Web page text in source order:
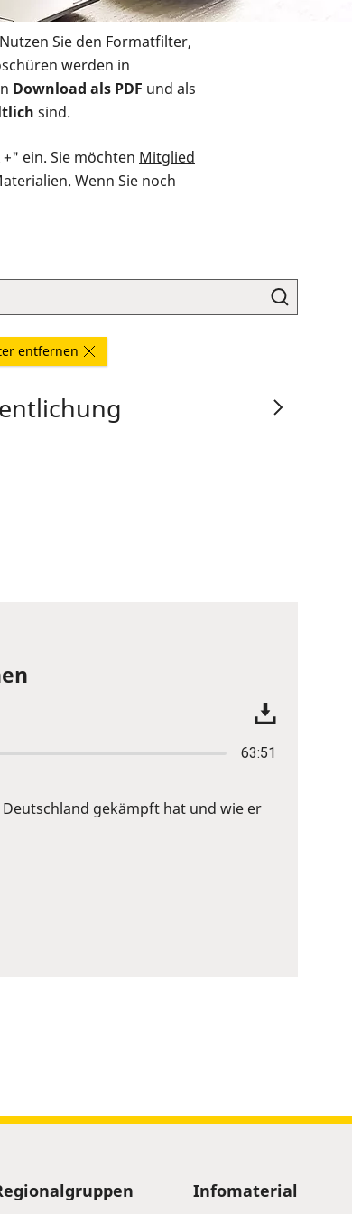
Sie den Formatfilter,
werden in
Download als PDF und als
sind.
ein. Sie möchten Mitglied
Wenn Sie noch
entfernen
63:51
gekämpft hat und wie er
Infomaterial